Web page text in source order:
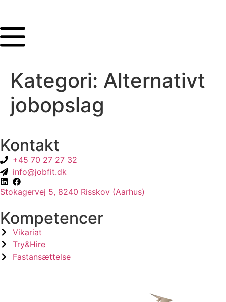
Kategori: Alternativt
jobopslag
Kontakt
+45 70 27 27 32
info@jobfit.dk
Stokagervej 5, 8240 Risskov (Aarhus)
Kompetencer
Vikariat
Try&Hire
Fastansættelse